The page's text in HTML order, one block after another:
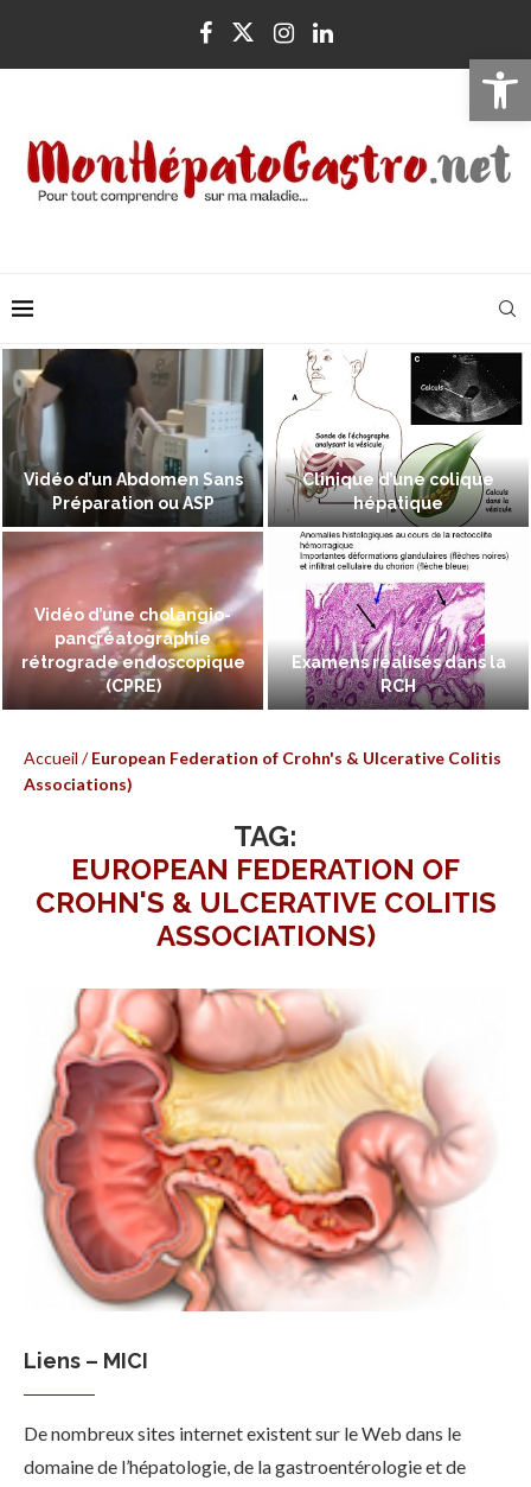
Ouvrir
Vidéo d’un Abdomen Sans
Préparation ou ASP
Clinique d’une colique
hépatique
Vidéo d’une cholangio-
pancréatographie
rétrograde endoscopique
(CPRE)
Examens réalisés dans la
RCH
Accueil /European Federation of Crohn's & Ulcerative Colitis
Associations)
TAG:
EUROPEAN FEDERATION OF
CROHN'S & ULCERATIVE COLITIS
ASSOCIATIONS)
Liens – MICI
De nombreux sites internet existent sur le Web dans le
domaine de l’hépatologie, de la gastroentérologie et de